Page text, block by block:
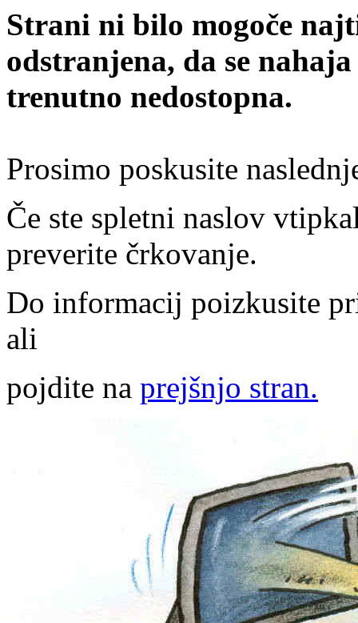
Strani ni bilo mogoče
odstranjena, da se
trenutno nedostopna.
Prosimo poskusite
Če ste spletni naslov
preverite črkovanje.
Do informacij poizkusite
ali
pojdite na prejšnjo stran.